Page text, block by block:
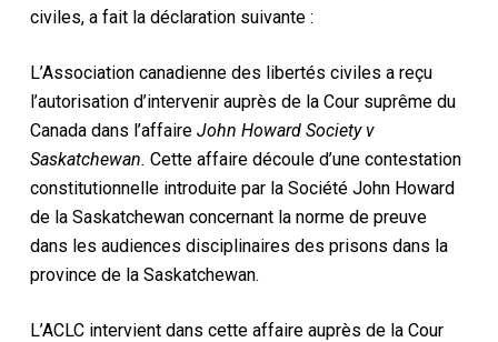
civiles, a fait la déclaration suivante :
L’Association canadienne des libertés civiles a reçu
l’autorisation d’intervenir auprès de la Cour suprême du
Canada dans l’affaireJohn Howard Society v
Saskatchewan. Cette affaire découle d’une contestation
constitutionnelle introduite par la Société John Howard
de la Saskatchewan concernant la norme de preuve
dans les audiences disciplinaires des prisons dans la
province de la Saskatchewan.
L’ACLC intervient dans cette affaire auprès de la Cour